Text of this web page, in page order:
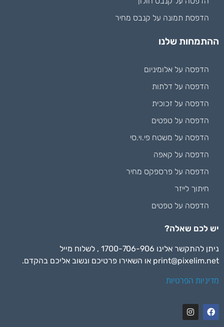
הדפסת תמונה על קנבס מחיר
ההתמחות שלנו
הדפסה על אלומיניום
הדפסה על דלתות
הדפסה על זכוכית
הדפסה על טפטים
הדפסה על משטח פי.וי.סי
הדפסה על קאפה
הדפסה על פרספקס מחיר
חיתוך לייזר
הדפסה על טפטים
יש לכם שאלה?
ניתן להתקשר אלינו 1700-706-906 , לשלוח מייל
print@pixelim.net או השאירו פרטיכם ונשוב אליכם בהקדם.
מדיניות הפרטיות